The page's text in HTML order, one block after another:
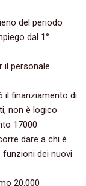
del periodo
dal 1°
il personale
il finanziamento di:
non è logico
17000
dare a chi è
dei nuovi
20.000